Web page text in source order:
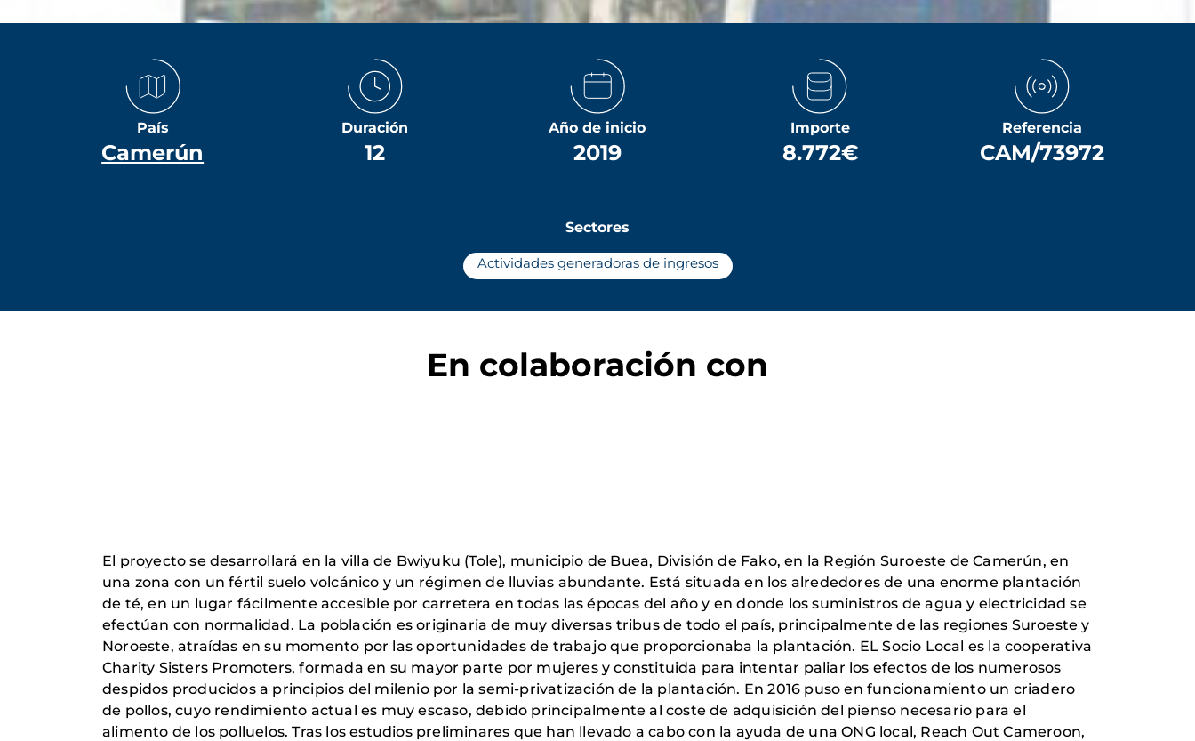
País
Camerún
Duración
12
Año de inicio
2019
Importe
8.772€
Referencia
CAM/73972
Sectores
Actividades generadoras de ingresos
En colaboración con
El proyecto se desarrollará en la villa de Bwiyuku (Tole), municipio de Buea, División de Fako, en la Región Suroeste de Camerún, en
una zona con un fértil suelo volcánico y un régimen de lluvias abundante. Está situada en los alrededores de una enorme plantación
de té, en un lugar fácilmente accesible por carretera en todas las épocas del año y en donde los suministros de agua y electricidad se
efectúan con normalidad. La población es originaria de muy diversas tribus de todo el país, principalmente de las regiones Suroeste y
Noroeste, atraídas en su momento por las oportunidades de trabajo que proporcionaba la plantación. EL Socio Local es la cooperativa
Charity Sisters Promoters, formada en su mayor parte por mujeres y constituida para intentar paliar los efectos de los numerosos
despidos producidos a principios del milenio por la semi-privatización de la plantación. En 2016 puso en funcionamiento un criadero
de pollos, cuyo rendimiento actual es muy escaso, debido principalmente al coste de adquisición del pienso necesario para el
alimento de los polluelos. Tras los estudios preliminares que han llevado a cabo con la ayuda de una ONG local, Reach Out Cameroon,